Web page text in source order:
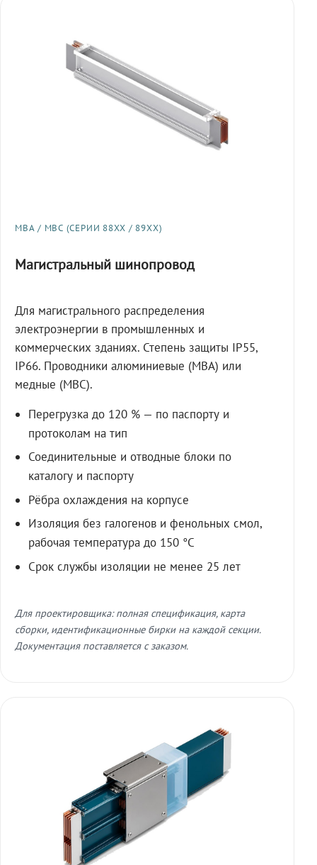
МВА / МВС (СЕРИИ 88XX / 89XX)
Магистральный шинопровод
Для магистрального распределения
электроэнергии в промышленных и
коммерческих зданиях. Степень защиты IP55,
IP66. Проводники алюминиевые (МВА) или
медные (МВС).
Перегрузка до 120 % — по паспорту и
протоколам на тип
Соединительные и отводные блоки по
каталогу и паспорту
Рёбра охлаждения на корпусе
Изоляция без галогенов и фенольных смол,
рабочая температура до 150 °C
Срок службы изоляции не менее 25 лет
Для проектировщика: полная спецификация, карта
сборки, идентификационные бирки на каждой секции.
Документация поставляется с заказом.